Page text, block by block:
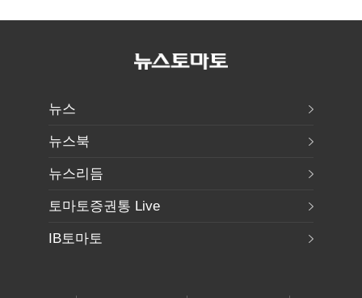
여 내부선
리모델링' 제안
민주당 대표로
뉴스
뉴스북
뉴스리듬
토마토증권통 Live
IB토마토